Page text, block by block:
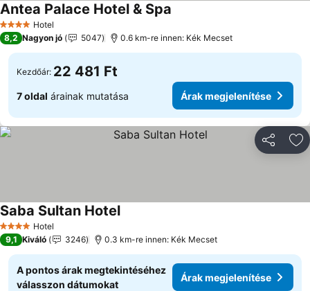
4 KategóriaHotel
Antea Palace Hotel & Spa
8,2 Nagyon jó 5047 0.6 km-re innen: Kék Mecset
Kezdőár: 22 481 Ft
7 oldal árainak mutatása Árak megjelenítése
4 KategóriaHotel
Saba Sultan Hotel
9,1 Kiváló 3246 0.3 km-re innen: Kék Mecset
A pontos árak megtekintéséhez
válasszon dátumokat
Árak megjelenítése